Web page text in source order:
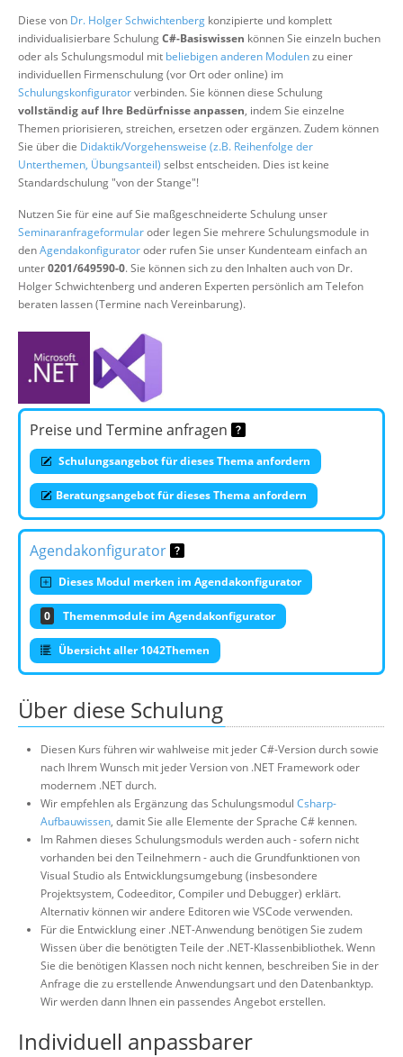
Suche
Diese von Dr. Holger Schwichtenberg konzipierte und komplett
individualisierbare SchulungC#-Basiswissen können Sie einzeln buchen
oder als Schulungsmodul mit beliebigen anderen Modulenzu einer
individuellen Firmenschulung (vor Ort oder online) im
Schulungskonfiguratorverbinden. Sie können diese Schulung
vollständig auf Ihre Bedürfnisse anpassen, indem Sie einzelne
Themen priorisieren, streichen, ersetzen oder ergänzen. Zudem können
Sie über die Didaktik/Vorgehensweise (z.B. Reihenfolge der
Unterthemen, Übungsanteil) selbst entscheiden. Dies ist keine
Standardschulung "von der Stange"!
Nutzen Sie für eine auf Sie maßgeschneiderte Schulung unser
Seminaranfrageformularoder legen Sie mehrere Schulungsmodule in
denAgendakonfiguratoroder rufen Sie unser Kundenteam einfach an
unter0201/649590-0. Sie können sich zu den Inhalten auch von Dr.
Holger Schwichtenberg und anderen Experten persönlich am Telefon
beraten lassen (Termine nach Vereinbarung).
Preise und Termine anfragen
Schulungsangebot für dieses Thema anfordern
Beratungsangebot für dieses Thema anfordern
Agendakonfigurator
Dieses Modul merken im Agendakonfigurator
0 Themenmodule im Agendakonfigurator
Übersicht aller 1042Themen
Über diese Schulung
Diesen Kurs führen wir wahlweise mit jeder C#-Version durch sowie
nach Ihrem Wunsch mit jeder Version von .NET Framework oder
modernem .NET durch.
Wir empfehlen als Ergänzung das Schulungsmodul Csharp-
Aufbauwissen, damit Sie alle Elemente der Sprache C# kennen.
Im Rahmen dieses Schulungsmoduls werden auch - sofern nicht
vorhanden bei den Teilnehmern - auch die Grundfunktionen von
Visual Studio als Entwicklungsumgebung (insbesondere
Projektsystem, Codeeditor, Compiler und Debugger) erklärt.
Alternativ können wir andere Editoren wie VSCode verwenden.
Für die Entwicklung einer .NET-Anwendung benötigen Sie zudem
Wissen über die benötigten Teile der .NET-Klassenbibliothek. Wenn
Sie die benötigen Klassen noch nicht kennen, beschreiben Sie in der
Anfrage die zu erstellende Anwendungsart und den Datenbanktyp.
Wir werden dann Ihnen ein passendes Angebot erstellen.
Individuell anpassbarer